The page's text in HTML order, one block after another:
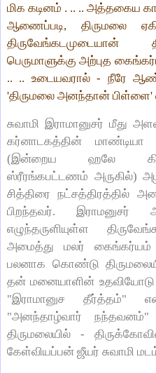
மிக கடினம் . .. .. அத்தகைய
ஆணைப்படி, திருமலை
திருவேங்கடமுடையான்
பெருமாளுக்கு அற்புத
.. .. உடையவரால் - நீரே
'திருமலை அனந்தான் பிள்ளை'
சுவாமி இராமானுசர் மீது
கர்னாடகத்தின் மாண்டியா
(இன்றைய ஹலே
ஸ்ரீரங்கபட்டணம் அருகில்)
சித்திரை நட்சத்திரத்தில்
பிறந்தவர். இராமனுசர்
எழுந்தருளியுள்ள
அமைத்து மலர்
பலனாக கொண்டு
தன் மனையாளின் உதவியோடு
"இராமானுச தீர்த்தம்"
"அனந்தாழ்வார் நந்தவனம்"
திருமலையில் -
கேள்வியப்பன் ஜீயர் சுவாமி